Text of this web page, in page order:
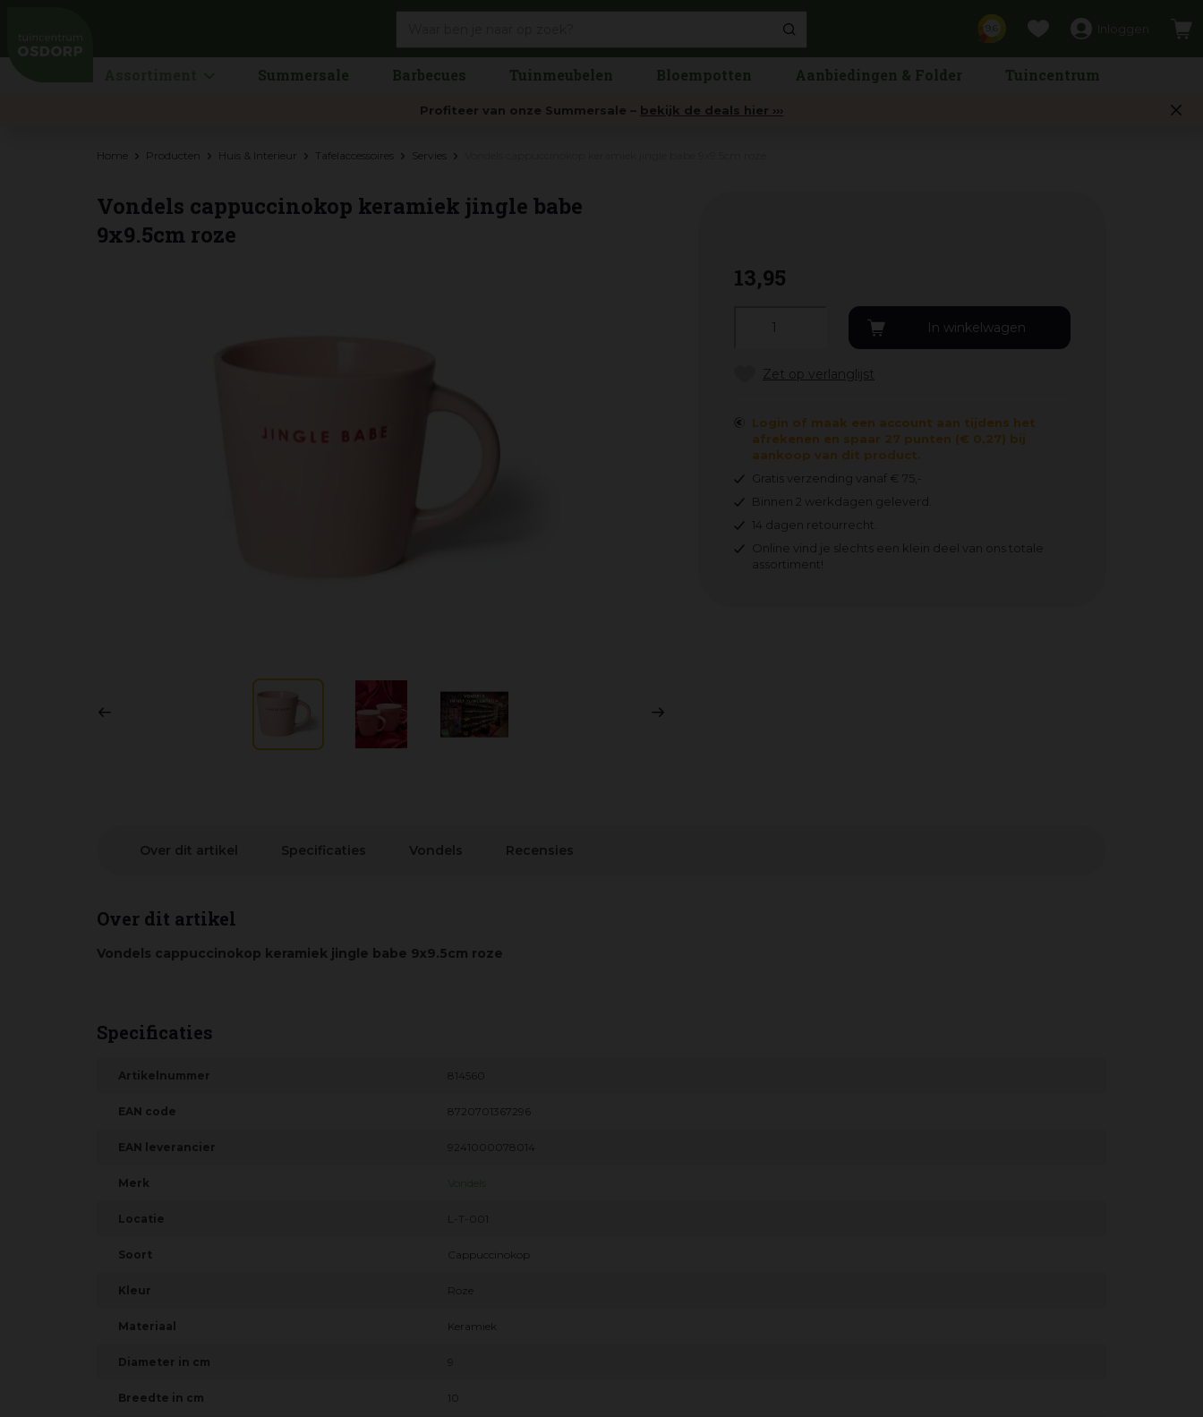
Home Producten Huis & Interieur Tafelaccessoires Servies
Summersale Barbecues Tuinmeubelen Bloempotten Aanbiedingen & Folder Tuincentrum
Profiteer van onze Summersale – bekijk de deals hier ›››
Vondels cappuccinokop keramiek jingle babe
9x9.5cm roze
13,95
Login of maak een account aan tijdens het
afrekenen en spaar 27 punten (€ 0,27) bij
aankoop van dit product.
Gratis verzending vanaf € 75,-
Binnen 2 werkdagen geleverd.
14 dagen retourrecht.
Online vind je slechts een klein deel van ons totale
assortiment!
Over dit artikel Specificaties Vondels Recensies
Over dit artikel
Vondels cappuccinokop keramiek jingle babe 9x9.5cm roze
Specificaties
Artikelnummer 814560
EAN code 8720701367296
EAN leverancier 9241000078014
Merk
Locatie L-T-001
Soort Cappuccinokop
Kleur Roze
Materiaal Keramiek
Diameter in cm
Breedte in cm 10